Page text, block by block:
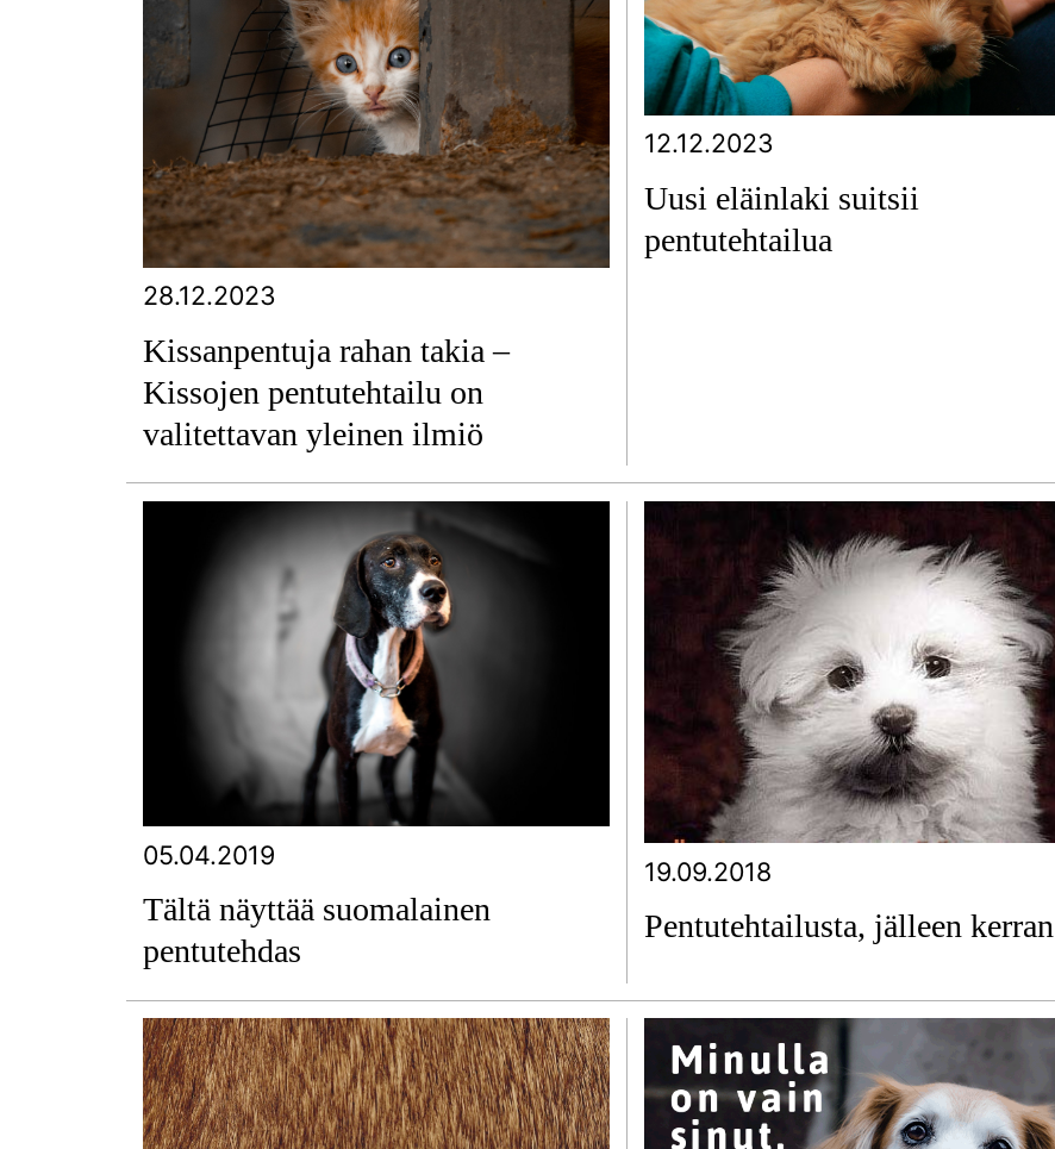
28.12.2023
Kissanpentuja rahan takia –
Kissojen pentutehtailu on
valitettavan yleinen ilmiö
12.12.2023
Uusi eläinlaki suitsii
pentutehtailua
05.04.2019
Tältä näyttää suomalainen
pentutehdas
19.09.2018
Pentutehtailusta, jälleen kerran